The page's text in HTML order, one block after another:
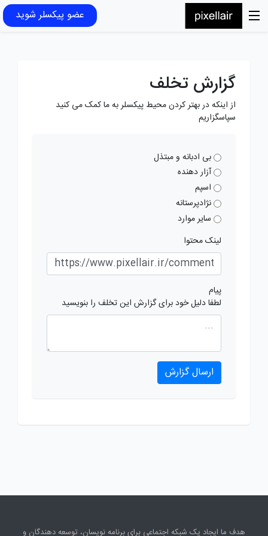
عضو پیکسلر شوید
گزارش تخلف
از اینکه در بهتر کردن محیط پیکسلر به ما کمک می کنید
سپاسگزاریم
بی ادبانه و مبتذل
آزار دهنده
اسپم
نژادپرستانه
سایر موارد
لینک محتوا
پیام
لطفا دلیل خود برای گزارش این تخلف را بنویسید
ارسال گزارش
هدف ما ایجاد یک شبکه اجتماعی برای برنامه نویسان، توسعه دهندگان و